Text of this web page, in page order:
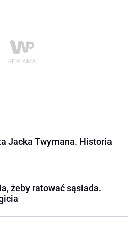
Jacka Twymana. Historia
żeby ratować sąsiada.